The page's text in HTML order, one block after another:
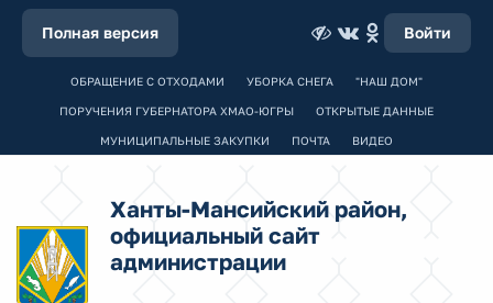
Полная версия Войти
ОБРАЩЕНИЕ С ОТХОДАМИ УБОРКА СНЕГА "НАШ ДОМ"
ПОРУЧЕНИЯ ГУБЕРНАТОРА ХМАО-ЮГРЫ ОТКРЫТЫЕ ДАННЫЕ
МУНИЦИПАЛЬНЫЕ ЗАКУПКИ ПОЧТА ВИДЕО
Ханты-Мансийский район,
официальный сайт
администрации